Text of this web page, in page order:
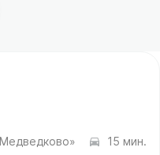
15 мин.